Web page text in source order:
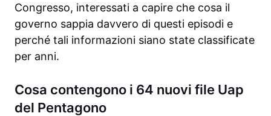
Congresso, interessati a capire che cosa il
governo sappia davvero di questi episodi e
perché tali informazioni siano state classificate
per anni.
Cosa contengono i 64 nuovi file Uap
del Pentagono